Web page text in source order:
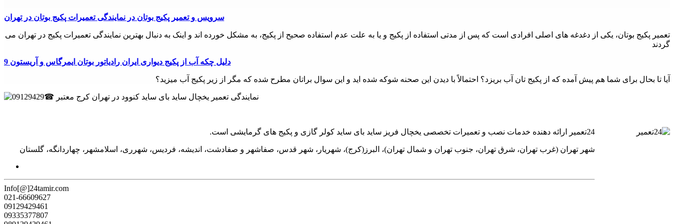
سرویس و تعمیر پکیج بوتان در نمایندگی تعمیرات پکیج بوتان در تهران
تعمیر پکیج بوتان، یکی از دغدغه های اصلی افرادی است که پس از مدتی استفاده از پکیج و یا به علت عدم استفاده صحیح از پکیج، به مشکل خورده اند و اینک به دنبال بهترین نمایندگی تعمیرات پکیج در تهران می
گردند
9 دلیل چکه آب از پکیج دیواری ایران رادیاتور بوتان ایمرگاس و آریستون
آیا تا بحال برای شما هم پیش آمده که از پکیج تان آب بریزد؟ احتمالاً با دیدن این صحنه شوکه شده اید و این سوال براتان مطرح شده که مگر از زیر پکیج آب میزید؟
24تعمیر ارائه دهنده خدمات نصب و تعمیرات تخصصی یخچال فریز ساید بای ساید کولر گازی و پکیج های گرمایشی است.
شهر تهران (غرب تهران، شرق تهران، جنوب تهران و شمال تهران)، البرز(کرج)، شهریار، شهر قدس، صفاشهر و صفادشت، اندیشه، فردیس، شهرری، اسلامشهر، چهاردانگه، گلستان
Info[@]24tamir.com
021-66609627
09129429461
09335377807